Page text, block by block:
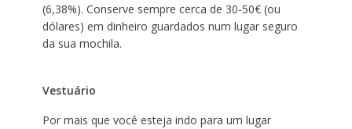
(6,38%). Conserve sempre cerca de 30-50€ (ou
dólares) em dinheiro guardados num lugar seguro
da sua mochila.
Vestuário
Por mais que você esteja indo para um lugar